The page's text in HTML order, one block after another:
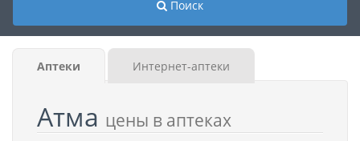
Поиск
Аптеки Интернет-аптеки
Атма цены в аптеках